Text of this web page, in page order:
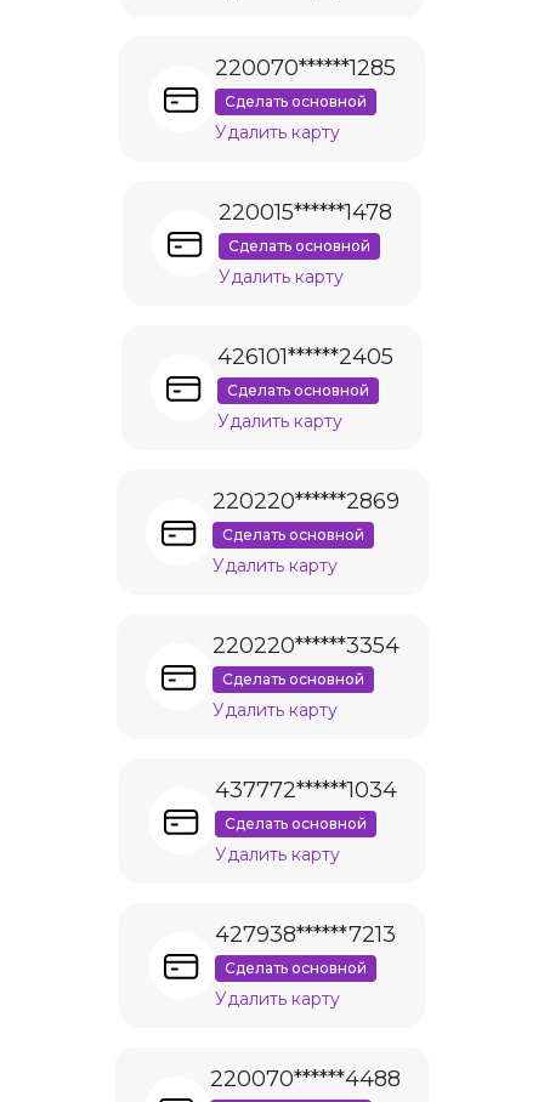
220070******1285
Сделать основной
Удалить карту
220015******1478
Сделать основной
Удалить карту
426101******2405
Сделать основной
Удалить карту
220220******2869
Сделать основной
Удалить карту
220220******3354
Сделать основной
Удалить карту
437772******1034
Сделать основной
Удалить карту
427938******7213
Сделать основной
Удалить карту
220070******4488